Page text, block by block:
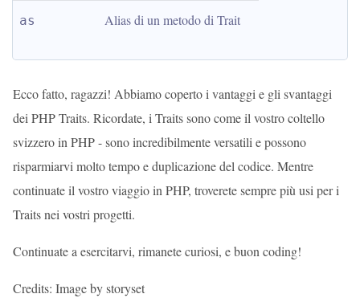
as Alias di un metodo di Trait
Ecco fatto, ragazzi! Abbiamo coperto i vantaggi e gli svantaggi
dei PHP Traits. Ricordate, i Traits sono come il vostro coltello
svizzero in PHP - sono incredibilmente versatili e possono
risparmiarvi molto tempo e duplicazione del codice. Mentre
continuate il vostro viaggio in PHP, troverete sempre più usi per i
Traits nei vostri progetti.
Continuate a esercitarvi, rimanete curiosi, e buon coding!
Credits: Image by storyset